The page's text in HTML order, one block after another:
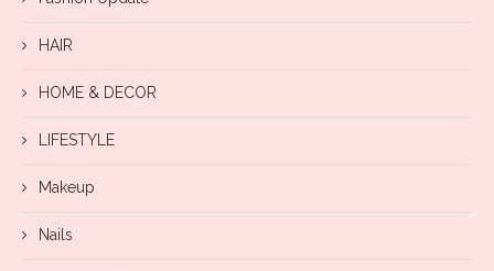
HAIR
HOME & DECOR
LIFESTYLE
Makeup
Nails